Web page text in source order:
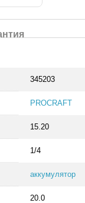
345203
PROCRAFT
15.20
1/4
аккумулятор
20.0